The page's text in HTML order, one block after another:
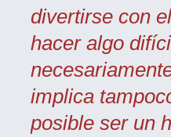
divertirse con
hacer algo
implica
posible ser un